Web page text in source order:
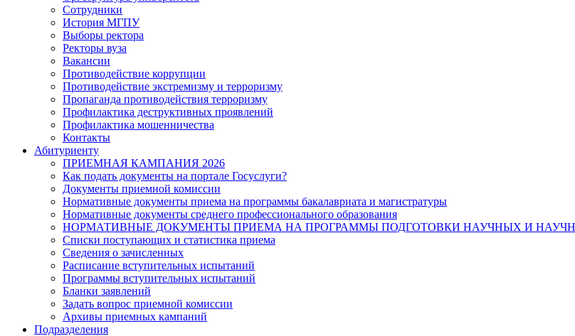
Сотрудники
История МГПУ
Выборы ректора
Ректоры вуза
Вакансии
Противодействие коррупции
Противодействие экстремизму и терроризму
Пропаганда противодействия терроризму
Профилактика деструктивных проявлений
Профилактика мошенничества
Контакты
Абитуриенту
ПРИЕМНАЯ КАМПАНИЯ 2026
Как подать документы на портале Госуслуги?
Документы приемной комиссии
Нормативные документы приема на программы бакалавриата и магистратуры
Нормативные документы среднего профессионального образования
НОРМАТИВНЫЕ ДОКУМЕНТЫ ПРИЕМА НА ПРОГРАММЫ ПОДГОТОВКИ НАУЧНЫХ И
Списки поступающих и статистика приема
Сведения о зачисленных
Расписание вступительных испытаний
Программы вступительных испытаний
Бланки заявлений
Задать вопрос приемной комиссии
Архивы приемных кампаний
Подразделения